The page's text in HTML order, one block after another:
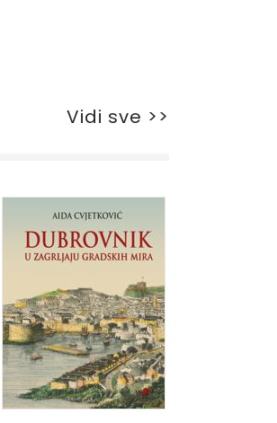
Vidi sve >>